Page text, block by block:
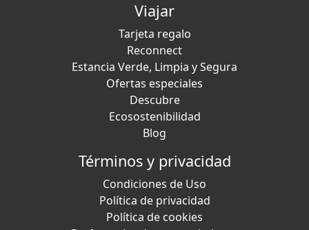
Viajar
Tarjeta regalo
Reconnect
Estancia Verde, Limpia y Segura
Ofertas especiales
Descubre
Ecosostenibilidad
Blog
Términos y privacidad
Condiciones de Uso
Política de privacidad
Política de cookies